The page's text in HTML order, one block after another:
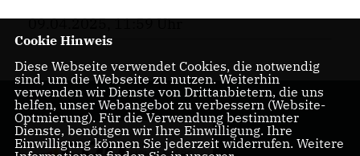
09.04.2025, 11:59 Uhr
Cookie Hinweis
Diese Webseite verwendet Cookies, die notwendig
sind, um die Webseite zu nutzen. Weiterhin
verwenden wir Dienste von Drittanbietern, die uns
helfen, unser Webangebot zu verbessern (Website-
Optmierung). Für die Verwendung bestimmter
Dienste, benötigen wir Ihre Einwilligung. Ihre
Einwilligung können Sie jederzeit widerrufen. Weitere